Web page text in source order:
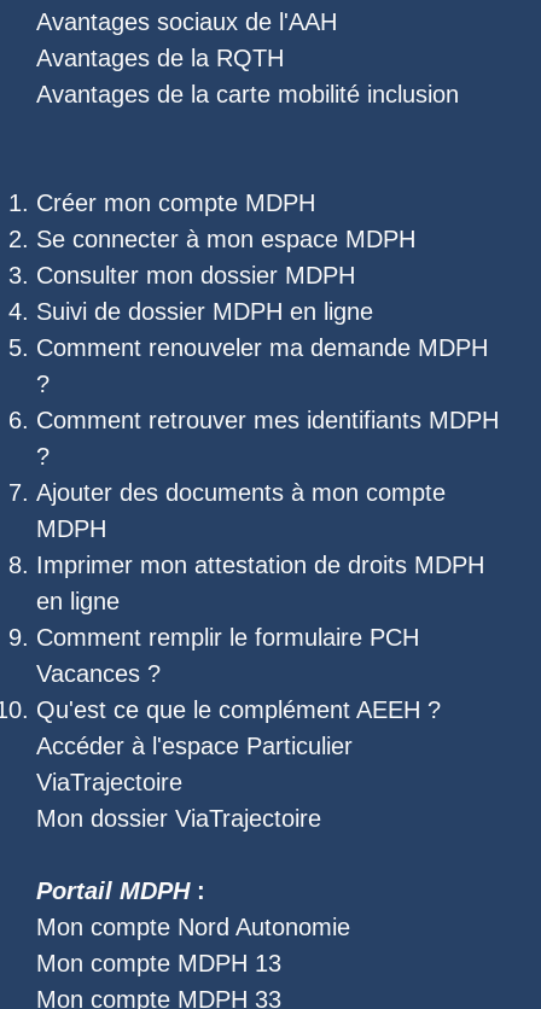
Avantages sociaux de l'AAH
Avantages de la RQTH
Avantages de la carte mobilité inclusion
Créer mon compte MDPH
Se connecter à mon espace MDPH
Consulter mon dossier MDPH
Suivi de dossier MDPH en ligne
Comment renouveler ma demande MDPH
?
Comment retrouver mes identifiants MDPH
?
Ajouter des documents à mon compte
MDPH
Imprimer mon attestation de droits MDPH
en ligne
Comment remplir le formulaire PCH
Vacances ?
Qu'est ce que le complément AEEH ?
Accéder à l'espace Particulier
ViaTrajectoire
Mon dossier ViaTrajectoire
Portail MDPH:
Mon compte Nord Autonomie
Mon compte MDPH 13
Mon compte MDPH 33